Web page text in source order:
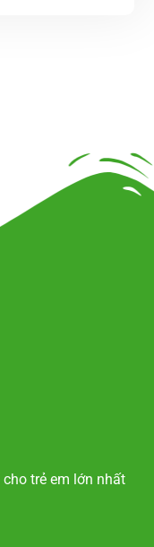
trẻ em lớn nhất